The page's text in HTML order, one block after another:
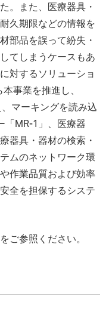
。また、医療器具・
久期限などの情報を
部品を誤って紛失・
てしまうケースもあ
対するソリューショ
事業を推進し、
マーキングを読み込
「MR-1」、医療器
器具・器材の検索・
ムのネットワーク環
作業品質および効率
全を担保するシステ
ご参照ください。